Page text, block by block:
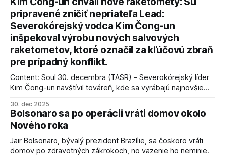
AFP informuje, že Trump vyjadril presvedčenie, že Izrael plní
podmienky dohody o prí
pripravené zničiť nepriateľa Lead:
Severokórejský vodca Kim Čong-un
inšpekoval výrobu nových salvových
raketometov, ktoré označil za kľúčovú zbraň
pre prípadný konflikt.
Content: Soul 30. decembra (TASR) – Severokórejský líder
Kim Čong-un navštívil továreň, kde sa vyrábajú najnovšie
schopnosti. Informovali o tom štátne médiá KĽDR, na ktoré
sa odvoláva agentúra AFP.
30. dec 2025
Bolsonaro sa po operácii vráti domov okolo
Nového roka
Jair Bolsonaro, bývalý prezident Brazílie, sa čoskoro vráti
domov po zdravotných zákrokoch, no väzenie ho neminie.